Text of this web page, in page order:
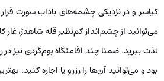
کیاسر و در نزدیکی چشمه‌های باداب سورت قرار
می‌توانید از چشم‌انداز کم‌نظیر قله شاهدژ، غار
لذت ببرید. ضمنا چند اقامتگاه بوم‌گردی نیز
بود و می‌توانید آن‌ها را رزرو یا اجاره کنید.